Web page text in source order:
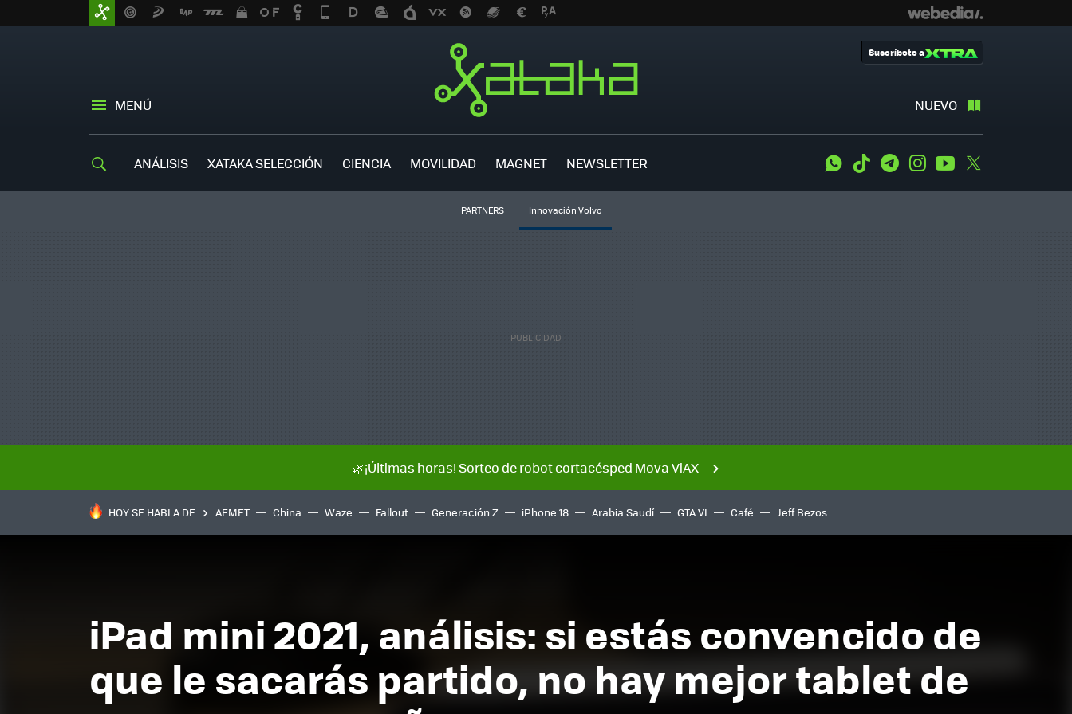
MENÚ NUEVO
Suscríbete a
ANÁLISIS XATAKA SELECCIÓN CIENCIA MOVILIDAD MAGNET NEWSLETTER WhatsApp
Tiktok TelegramInstagramYoutube
PARTNERS Innovación Volvo
🌿¡Últimas horas! Sorteo de robot cortacésped Mova ViAX
HOY SE HABLA DE AEMET China Waze Fallout Generación Z iPhone 18 Arabia Saudí GTA VI Café Jeff Bezos
iPad mini 2021, análisis: si estás convencido de
que le sacarás partido, no hay mejor tablet de